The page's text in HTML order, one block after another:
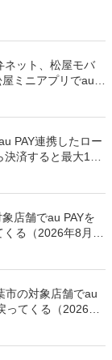
ネット、松屋モバ
ミニアプリでau
PAY連携したロー
済すると最大100
店舗でau PAYを
る（2026年8月7
市の対象店舗でau
てくる（2026年